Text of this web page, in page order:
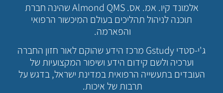
אלמונד קיו. אמ. אס. Almond QMS שהינה חברת
תוכנה לניהול תהליכים בעולם המיכשור הרפואי
והפארמה.
ג'י-סטדי Gstudy מרכז הידע שהוקם לאור חזון החברה
וערכיה ולשם קידום הידע ושיפור המקצועיות של
העובדים בתעשייה הרפואית במדינת ישראל, בדגש על
תרבות של איכות.